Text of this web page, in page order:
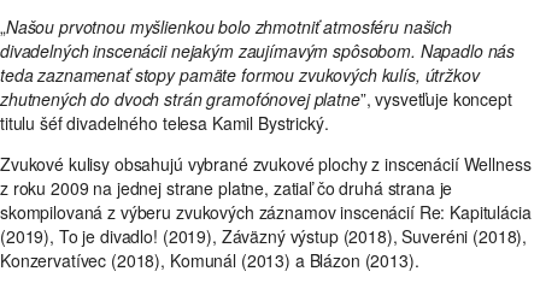
„Našou prvotnou myšlienkou bolo zhmotniť atmosféru našich
divadelných inscenácii nejakým zaujímavým spôsobom. Napadlo nás
teda zaznamenať stopy pamäte formou zvukových kulís, útržkov
zhutnených do dvoch strán gramofónovej platne”, vysvetľuje koncept
titulu šéf divadelného telesa Kamil Bystrický.
Zvukové kulisy obsahujú vybrané zvukové plochy z inscenácií Wellness
z roku 2009 na jednej strane platne, zatiaľ čo druhá strana je
skompilovaná z výberu zvukových záznamov inscenácií Re: Kapitulácia
(2019), To je divadlo! (2019), Záväzný výstup (2018), Suveréni (2018),
Konzervatívec (2018), Komunál (2013) a Blázon (2013).